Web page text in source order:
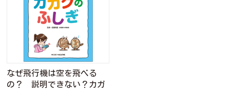
なぜ飛行機は空を飛べる
の？ 説明できない？カガ